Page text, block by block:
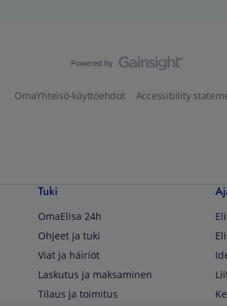
OmaYhteisö-käyttöehdot Accessibility
Tuki
OmaElisa 24h
Ohjeet ja tuki
Viat ja häiriöt
Laskutus ja maksaminen
Tilaus ja toimitus